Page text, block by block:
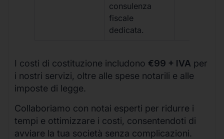
consulenza
fiscale
dedicata.
I costi di costituzione includono €99 + IVA per
i nostri servizi, oltre alle spese notarili e alle
imposte di legge.
Collaboriamo con notai esperti per ridurre i
tempi e ottimizzare i costi, consentendoti di
avviare la tua società senza complicazioni.